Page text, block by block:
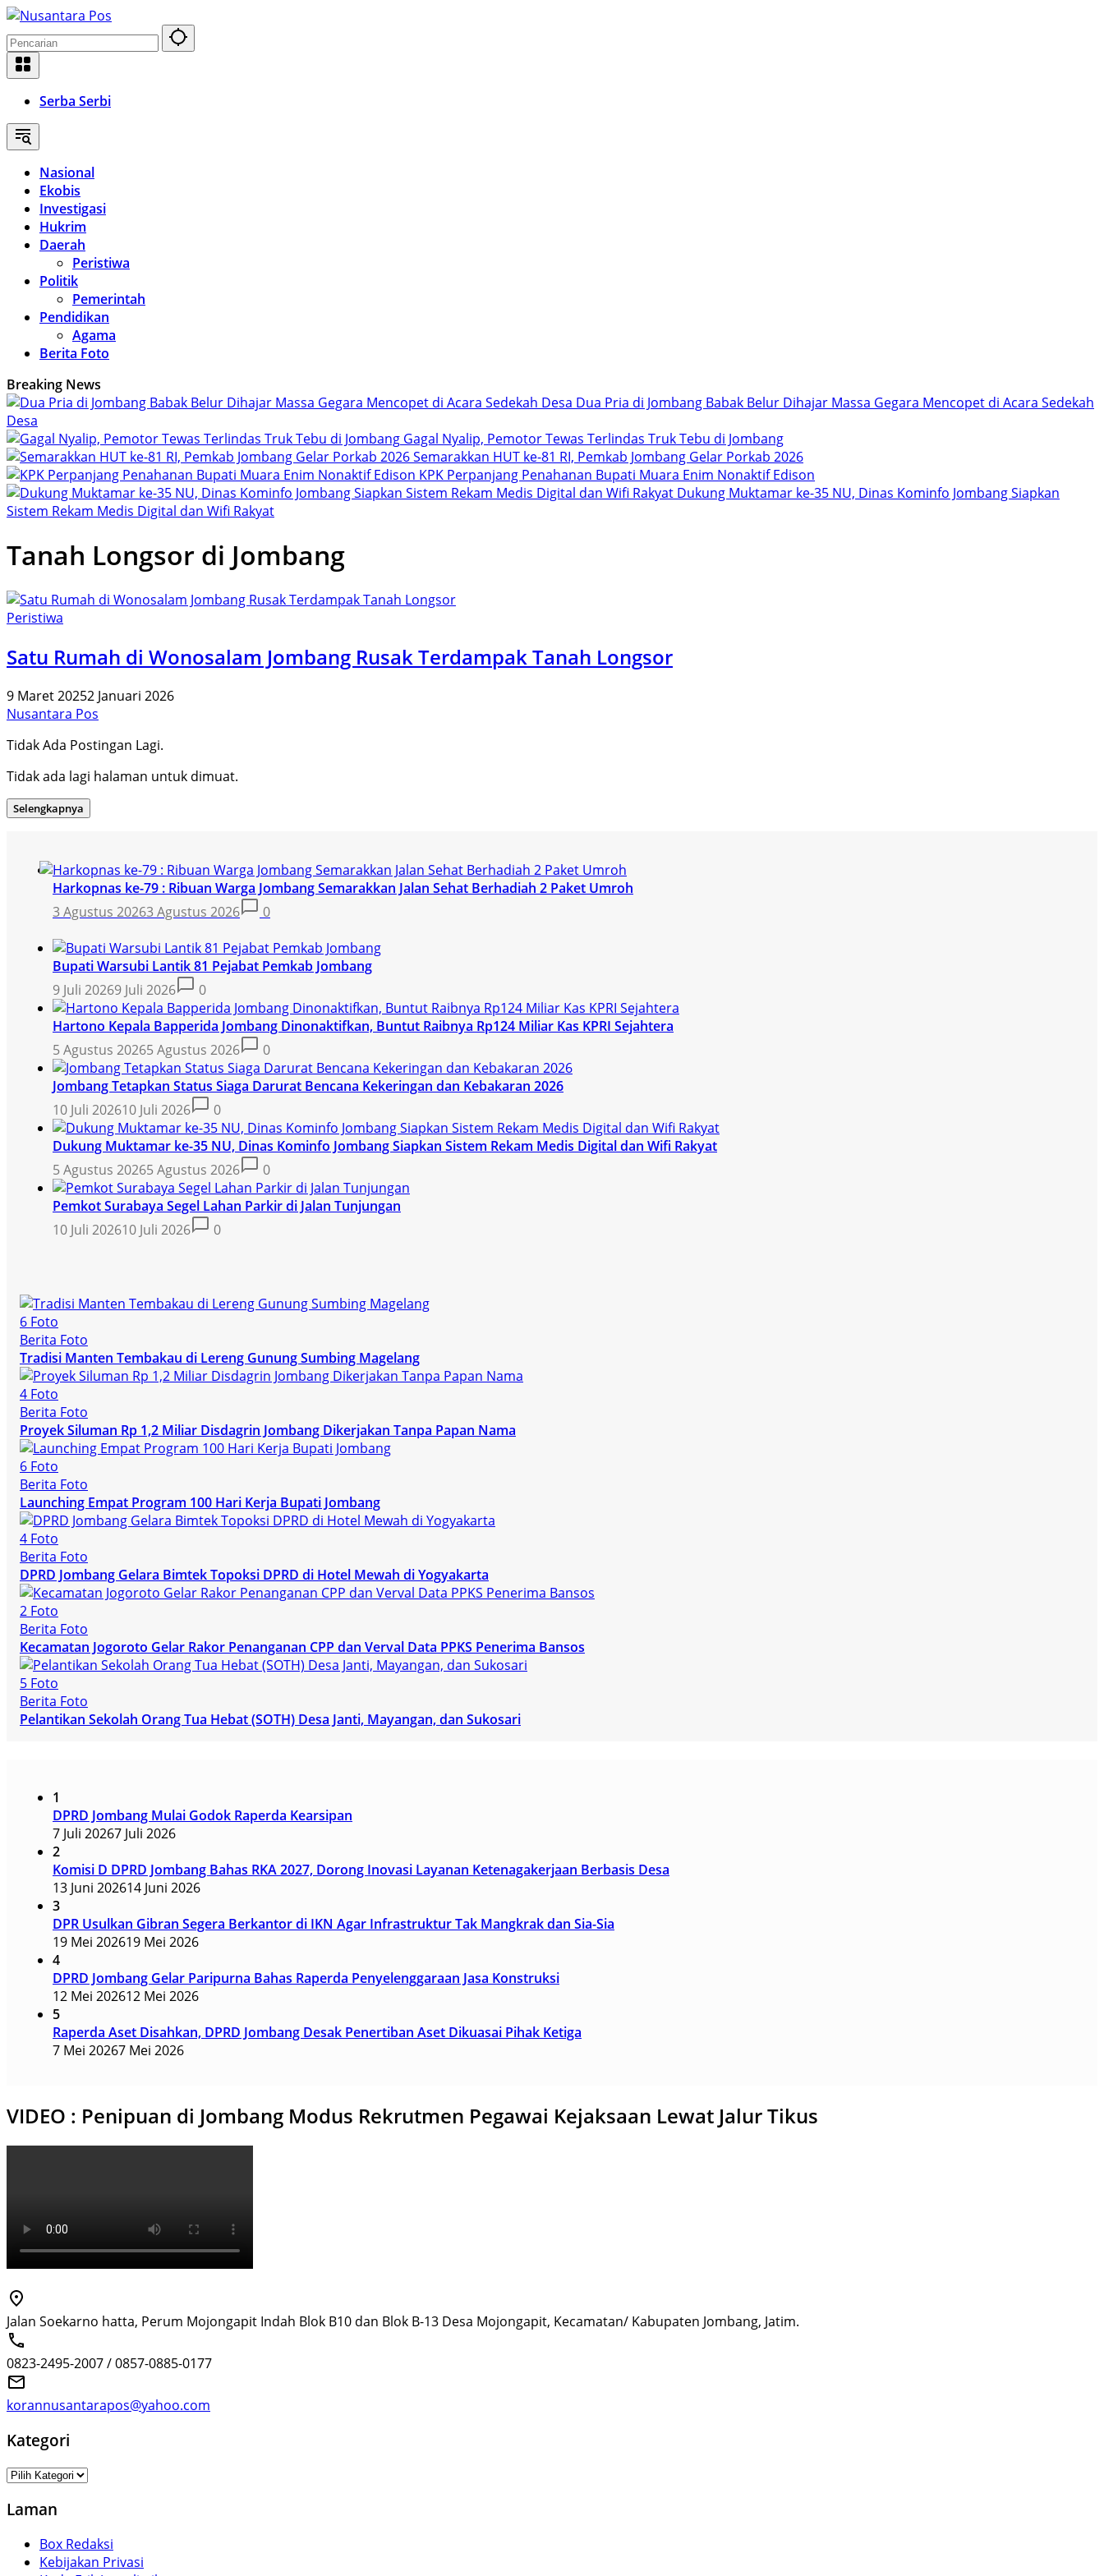
Langsung
ke
konten
Serba Serbi
Nasional
Ekobis
Investigasi
Hukrim
Daerah
Peristiwa
Politik
Pemerintah
Pendidikan
Agama
Berita Foto
Breaking News
Dua Pria di Jombang Babak Belur Dihajar Massa Gegara Mencopet di Acara Sedekah
Desa
Gagal Nyalip, Pemotor Tewas Terlindas Truk Tebu di Jombang
Semarakkan HUT ke-81 RI, Pemkab Jombang Gelar Porkab 2026
KPK Perpanjang Penahanan Bupati Muara Enim Nonaktif Edison
Dukung Muktamar ke-35 NU, Dinas Kominfo Jombang Siapkan
Sistem Rekam Medis Digital dan Wifi Rakyat
Tanah Longsor di Jombang
Peristiwa
Satu Rumah di Wonosalam Jombang Rusak Terdampak Tanah Longsor
9 Maret 20252 Januari 2026
Nusantara Pos
Tidak Ada Postingan Lagi.
Tidak ada lagi halaman untuk dimuat.
Selengkapnya
Harkopnas ke-79 : Ribuan Warga Jombang Semarakkan Jalan Sehat Berhadiah 2 Paket Umroh
3 Agustus 20263 Agustus 2026 0
Bupati Warsubi Lantik 81 Pejabat Pemkab Jombang
9 Juli 20269 Juli 2026
0
Hartono Kepala Bapperida Jombang Dinonaktifkan, Buntut Raibnya Rp124 Miliar Kas KPRI Sejahtera
5 Agustus 20265 Agustus 2026
0
Jombang Tetapkan Status Siaga Darurat Bencana Kekeringan dan Kebakaran 2026
10 Juli 202610 Juli 2026
0
Dukung Muktamar ke-35 NU, Dinas Kominfo Jombang Siapkan Sistem Rekam Medis Digital dan Wifi Rakyat
5 Agustus 20265 Agustus 2026
0
Pemkot Surabaya Segel Lahan Parkir di Jalan Tunjungan
10 Juli 202610 Juli 2026 0
6 Foto
Berita Foto
Tradisi Manten Tembakau di Lereng Gunung Sumbing Magelang
4 Foto
Berita Foto
Proyek Siluman Rp 1,2 Miliar Disdagrin Jombang Dikerjakan Tanpa Papan Nama
6 Foto
Berita Foto
Launching Empat Program 100 Hari Kerja Bupati Jombang
4 Foto
Berita Foto
DPRD Jombang Gelara Bimtek Topoksi DPRD di Hotel Mewah di Yogyakarta
2 Foto
Berita Foto
Kecamatan Jogoroto Gelar Rakor Penanganan CPP dan Verval Data PPKS Penerima Bansos
5 Foto
Berita Foto
Pelantikan Sekolah Orang Tua Hebat (SOTH) Desa Janti, Mayangan, dan Sukosari
1
DPRD Jombang Mulai Godok Raperda Kearsipan
7 Juli 20267 Juli 2026
2
Komisi D DPRD Jombang Bahas RKA 2027, Dorong Inovasi Layanan Ketenagakerjaan Berbasis Desa
13 Juni 202614 Juni 2026
3
DPR Usulkan Gibran Segera Berkantor di IKN Agar Infrastruktur Tak Mangkrak dan Sia-Sia
19 Mei 202619 Mei 2026
4
DPRD Jombang Gelar Paripurna Bahas Raperda Penyelenggaraan Jasa Konstruksi
12 Mei 202612 Mei 2026
5
Raperda Aset Disahkan, DPRD Jombang Desak Penertiban Aset Dikuasai Pihak Ketiga
7 Mei 20267 Mei 2026
VIDEO : Penipuan di Jombang Modus Rekrutmen Pegawai Kejaksaan Lewat Jalur Tikus
Jalan Soekarno hatta, Perum Mojongapit Indah Blok B10 dan Blok B-13 Desa Mojongapit, Kecamatan/ Kabupaten Jombang, Jatim.
0823-2495-2007 / 0857-0885-0177
korannusantarapos@yahoo.com
Kategori
Kategori
Laman
Box Redaksi
Kebijakan Privasi